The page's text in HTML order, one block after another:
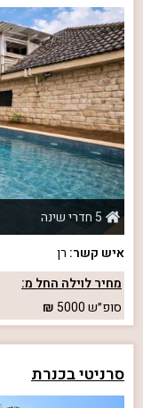
5 חדרי שינה
איש קשר: רן
מחיר לוילה החל מ:
סופ״ש5000
סרניטי בכנרת